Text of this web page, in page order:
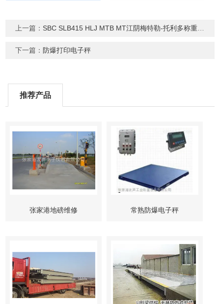
上一篇： SBC SLB415 HLJ MTB MT江阴梅特勒-托利多称重传感器
下一篇： 防爆打印电子秤
推荐产品
张家港地磅维修 常熟防爆电子秤